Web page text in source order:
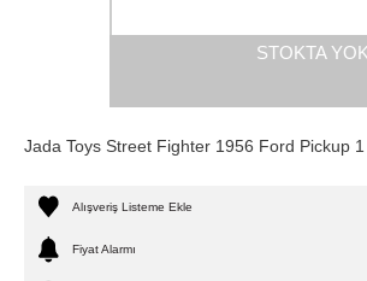
STOKTA
Jada Toys Street Fighter 1956 Ford Pickup
Alışveriş Listeme Ekle
Fiyat Alarmı